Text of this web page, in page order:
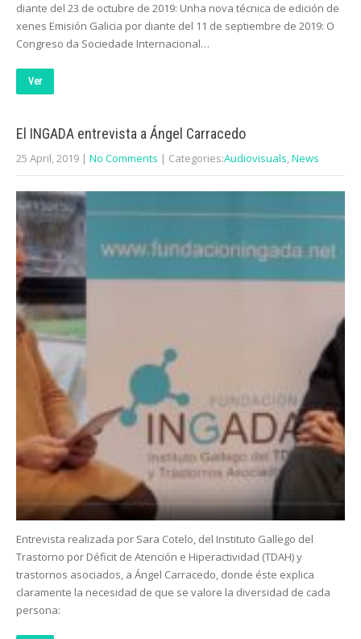
diante del 23 de octubre de 2019: Unha nova técnica de edición de
xenes Emisión Galicia por diante del 11 de septiembre de 2019: O
Congreso da Sociedade Internacional…
Ver
El INGADA entrevista a Ángel Carracedo
25 April, 2019 | No Comments | Categories:Audiovisuals,News
Entrevista realizada por Sara Cotelo, del Instituto Gallego del
Trastorno por Déficit de Atención e Hiperactividad (TDAH) y
trastornos asociados, a Ángel Carracedo, donde éste explica
claramente la necesidad de que se valore la diversidad de cada
persona: